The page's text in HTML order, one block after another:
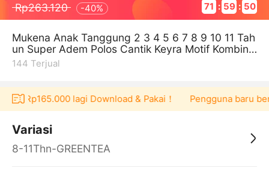
Rp263.120 -40% 71 : 59 : 49
Mukena Anak Tanggung 2 3 4 5 6 7 8 9 10 11 Tah
un Super Adem Polos Cantik Keyra Motif Kombina
si Hias Renda
144 Terjual
Rp165.000 lagi Download & Pakai！ Pengguna baru
Variasi
8-11Thn-GREENTEA